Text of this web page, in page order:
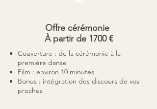
Offre cérémonie
À partir de 1700 €
Couverture : de la cérémonie à la
première danse
Film : environ 10 minutes
Bonus : intégration des discours de vos
proches